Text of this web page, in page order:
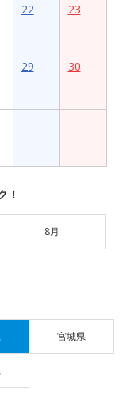
22 23
29 30
！
8月
宮城県